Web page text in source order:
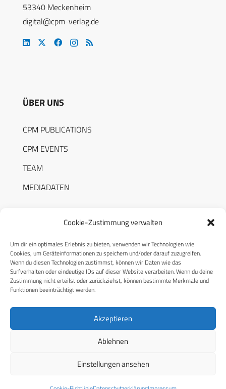
Cookie-Zustimmung verwalten
Um dir ein optimales Erlebnis zu bieten, verwenden wir Technologien wie
Cookies, um Geräteinformationen zu speichern und/oder darauf zuzugreifen.
Wenn du diesen Technologien zustimmst, können wir Daten wie das
Surfverhalten oder eindeutige IDs auf dieser Website verarbeiten. Wenn du deine
Zustimmung nicht erteilst oder zurückziehst, können bestimmte Merkmale und
Funktionen beeinträchtigt werden.
Akzeptieren
Ablehnen
Einstellungen ansehen
53340 Meckenheim
digital@cpm-verlag.de
ÜBER UNS
CPM PUBLICATIONS
CPM EVENTS
TEAM
MEDIADATEN
RECHTLICHES
Datenschutzerklärung
Cookie-Richtlinie (EU)